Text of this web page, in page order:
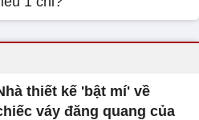
thiết kế 'bật mí' về
váy đăng quang của